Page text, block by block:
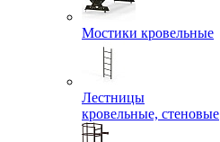
Мостики кровельные
Лестницы
кровельные, стеновые